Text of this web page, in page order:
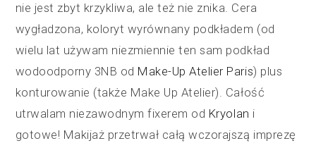
nie jest zbyt krzykliwa, ale też nie znika. Cera
wygładzona, koloryt wyrównany podkładem (od
wielu lat używam niezmiennie ten sam podkład
wodoodporny 3NB od Make-Up Atelier Paris) plus
konturowanie (także Make Up Atelier). Całość
utrwalam niezawodnym fixerem od Kryolan i
gotowe! Makijaż przetrwał całą wczorajszą imprezę